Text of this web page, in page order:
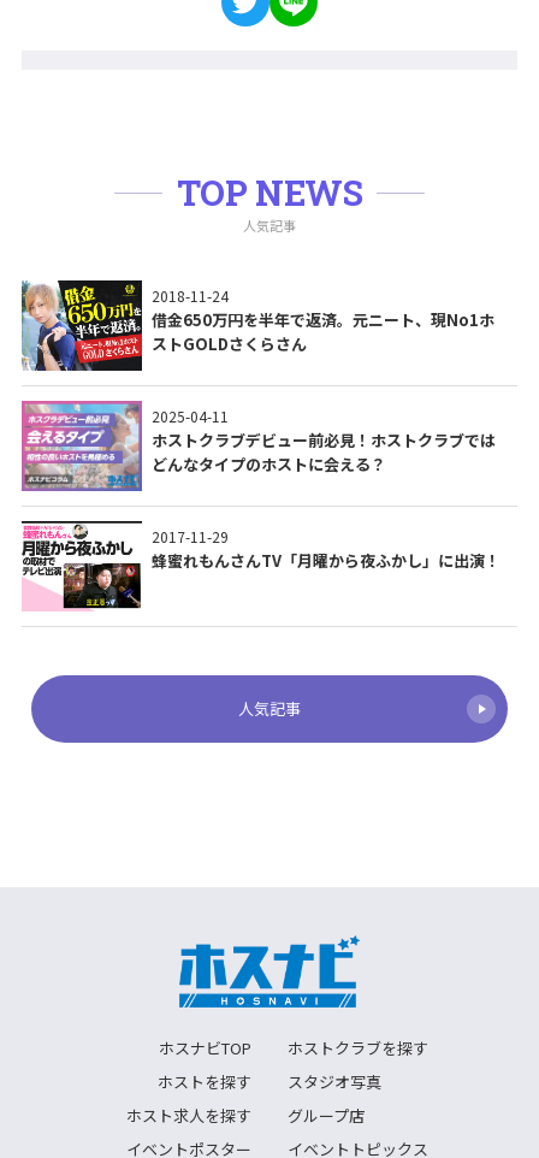
TOP NEWS
人気記事
2018-11-24
借金650万円を半年で返済。元ニート、現No1ホ
ストGOLDさくらさん
2025-04-11
ホストクラブデビュー前必見！ホストクラブでは
どんなタイプのホストに会える？
2017-11-29
蜂蜜れもんさんTV「月曜から夜ふかし」に出演！
人気記事
ホスナビTOP
ホストクラブを探す
ホストを探す
スタジオ写真
ホスト求人を探す
グループ店
イベントポスター
イベントトピックス